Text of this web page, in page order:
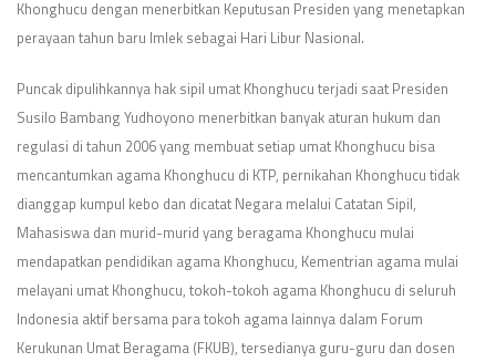
Khonghucu dengan menerbitkan Keputusan Presiden yang menetapkan
perayaan tahun baru Imlek sebagai Hari Libur Nasional.
Puncak dipulihkannya hak sipil umat Khonghucu terjadi saat Presiden
Susilo Bambang Yudhoyono menerbitkan banyak aturan hukum dan
regulasi di tahun 2006 yang membuat setiap umat Khonghucu bisa
mencantumkan agama Khonghucu di KTP, pernikahan Khonghucu tidak
dianggap kumpul kebo dan dicatat Negara melalui Catatan Sipil,
Mahasiswa dan murid-murid yang beragama Khonghucu mulai
mendapatkan pendidikan agama Khonghucu, Kementrian agama mulai
melayani umat Khonghucu, tokoh-tokoh agama Khonghucu di seluruh
Indonesia aktif bersama para tokoh agama lainnya dalam Forum
Kerukunan Umat Beragama (FKUB), tersedianya guru-guru dan dosen